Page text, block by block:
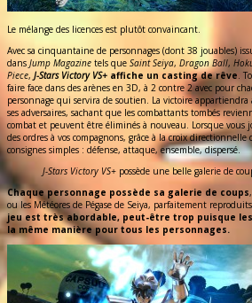
Le mélange des licences est plutôt convaincant.
Avec sa cinquantaine de personnages (dont 38 jouables)
dans Jump Magazine tels que Saint Seiya, Dragon Ball,
Piece, J-Stars Victory VS+ affiche un casting de rêve.
faire face dans des arènes en 3D, à 2 contre 2 avec pour
personnage qui servira de soutien. La victoire
ses adversaires, sachant que les combattants tombés
combat et peuvent être éliminés à nouveau. Lorsque vous
des ordres à vos compagnons, grâce à la croix
consignes simples : défense, attaque, ensemble, dispersé.
J-Stars Victory VS+ possède une belle galerie de
Chaque personnage possède sa galerie de coups
ou les Météores de Pégase de Seiya, parfaitement
jeu est très abordable, peut-être trop puisque
la même manière pour tous les personnages.